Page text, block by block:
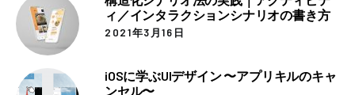
ィ／インタラクションシナリオの書き方
2021年3月16日
iOSに学ぶUIデザイン 〜アプリキルのキャ
ンセル〜